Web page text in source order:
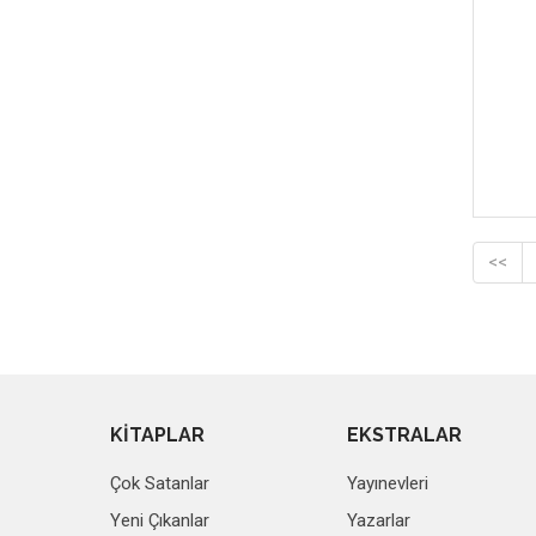
<<
KİTAPLAR
Çok Satanlar
Yeni Çıkanlar
EKSTRALAR
Yayınevleri
Yazarlar